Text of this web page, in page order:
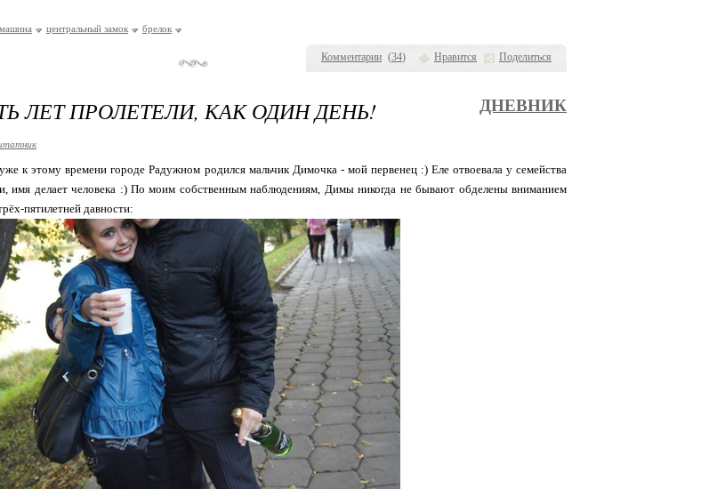
Комментарии (34) Нравится Поделиться
машина центральный замок брелок
ЛЕТ ПРОЛЕТЕЛИ, КАК ОДИН ДЕНЬ! ДНЕВНИК
к этому времени городе Радужном родился мальчик Димочка - мой первенец :) Еле отвоевала у семейства
имя делает человека :) По моим собственным наблюдениям, Димы никогда не бывают обделены вниманием
пятилетней давности: